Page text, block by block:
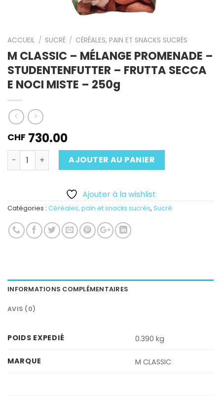
ACCUEIL / SUCRÉ / CÉRÉALES, PAIN ET SNACKS SUCRÉS
M CLASSIC – MÉLANGE PROMENADE –
STUDENTENFUTTER – FRUTTA SECCA
E NOCI MISTE – 250g
CHF 730.00
Quantité AJOUTER AU PANIER
Ajouter à la wishlist
Catégories : Céréales, pain et snacks sucrés, Sucré
INFORMATIONS COMPLÉMENTAIRES
AVIS (0)
POIDS EXPEDIÉ 0.390 kg
MARQUE M CLASSIC